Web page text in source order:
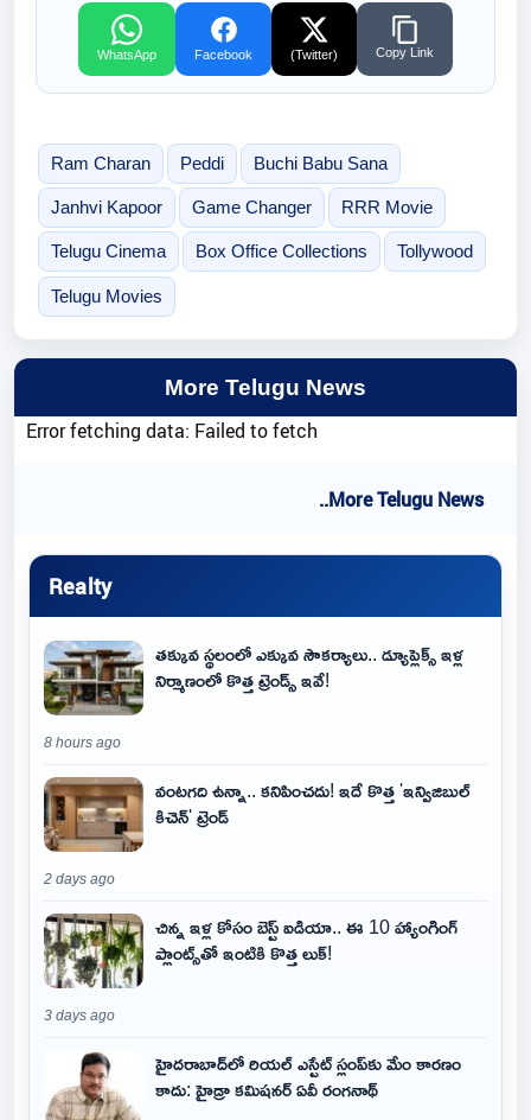
WhatsApp Facebook (Twitter) Copy Link
Ram Charan Peddi Buchi Babu Sana
Janhvi Kapoor Game Changer RRR Movie
Telugu Cinema Box Office Collections Tollywood
Telugu Movies
More Telugu News
Error fetching data: Failed to fetch
..More Telugu News
Realty
తక్కువ స్థలంలో ఎక్కువ సౌకర్యాలు.. డ్యూప్లెక్స్ ఇళ్ల
నిర్మాణంలో కొత్త ట్రెండ్స్ ఇవే!
8 hours ago
వంటగది ఉన్నా.. కనిపించదు! ఇదే కొత్త 'ఇన్విజిబుల్
కిచెన్' ట్రెండ్
2 days ago
చిన్న ఇళ్ల కోసం బెస్ట్ ఐడియా.. ఈ 10 హ్యాంగింగ్
ప్లాంట్స్‌తో ఇంటికి కొత్త లుక్!
3 days ago
హైదరాబాద్‌లో రియల్ ఎస్టేట్ స్లంప్‌కు మేం కారణం
కాదు: హైడ్రా కమిషనర్ ఏవీ రంగనాథ్